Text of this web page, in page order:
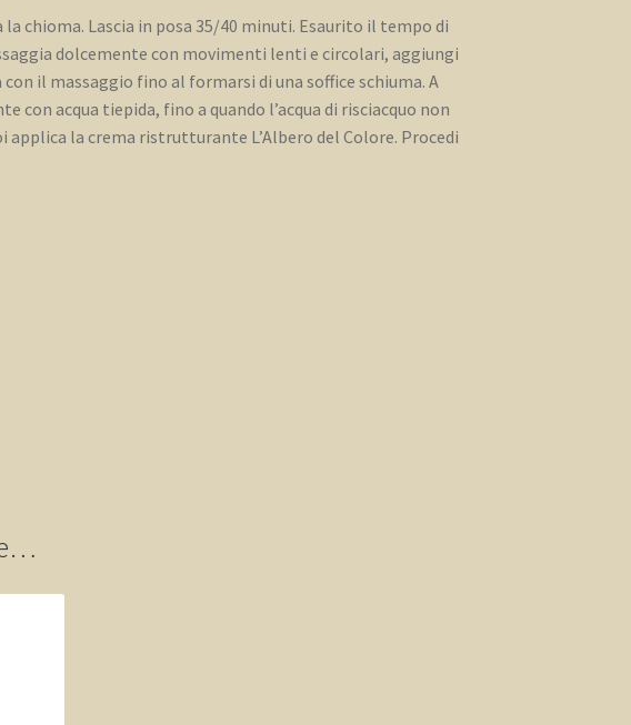
chioma. Lascia in posa 35/40 minuti. Esaurito il tempo di
dolcemente con movimenti lenti e circolari, aggiungi
il massaggio fino al formarsi di una soffice schiuma. A
con acqua tiepida, fino a quando l’acqua di risciacquo non
la crema ristrutturante L’Albero del Colore. Procedi